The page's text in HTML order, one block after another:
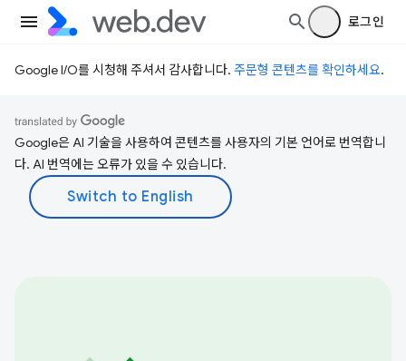
로그인
Google I/O를 시청해 주셔서 감사합니다. 주문형 콘텐츠를 확인하세요.
Google은 AI 기술을 사용하여 콘텐츠를 사용자의 기본 언어로 번역합니
다. AI 번역에는 오류가 있을 수 있습니다.